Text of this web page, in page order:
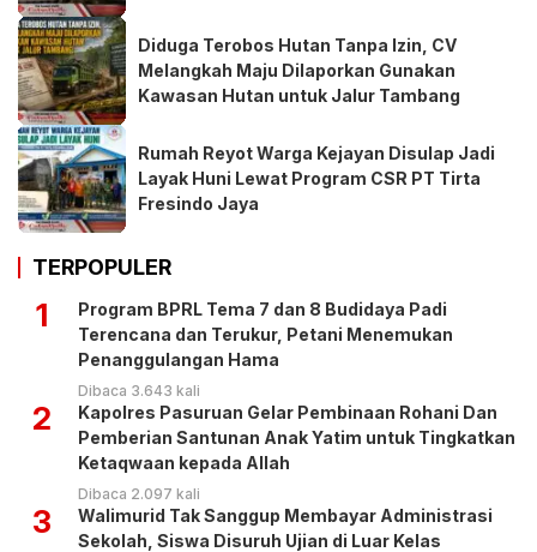
Diduga Terobos Hutan Tanpa Izin, CV
Melangkah Maju Dilaporkan Gunakan
Kawasan Hutan untuk Jalur Tambang
Rumah Reyot Warga Kejayan Disulap Jadi
Layak Huni Lewat Program CSR PT Tirta
Fresindo Jaya
TERPOPULER
1
Program BPRL Tema 7 dan 8 Budidaya Padi
Terencana dan Terukur, Petani Menemukan
Penanggulangan Hama
Dibaca 3.643 kali
2
Kapolres Pasuruan Gelar Pembinaan Rohani Dan
Pemberian Santunan Anak Yatim untuk Tingkatkan
Ketaqwaan kepada Allah
Dibaca 2.097 kali
3
Walimurid Tak Sanggup Membayar Administrasi
Sekolah, Siswa Disuruh Ujian di Luar Kelas